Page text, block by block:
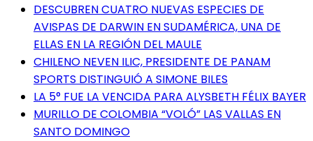
DESCUBREN CUATRO NUEVAS ESPECIES DE
AVISPAS DE DARWIN EN SUDAMÉRICA, UNA DE
ELLAS EN LA REGIÓN DEL MAULE
CHILENO NEVEN ILIC, PRESIDENTE DE PANAM
SPORTS DISTINGUIÓ A SIMONE BILES
LA 5° FUE LA VENCIDA PARA ALYSBETH FÉLIX BAYER
MURILLO DE COLOMBIA “VOLÓ” LAS VALLAS EN
SANTO DOMINGO